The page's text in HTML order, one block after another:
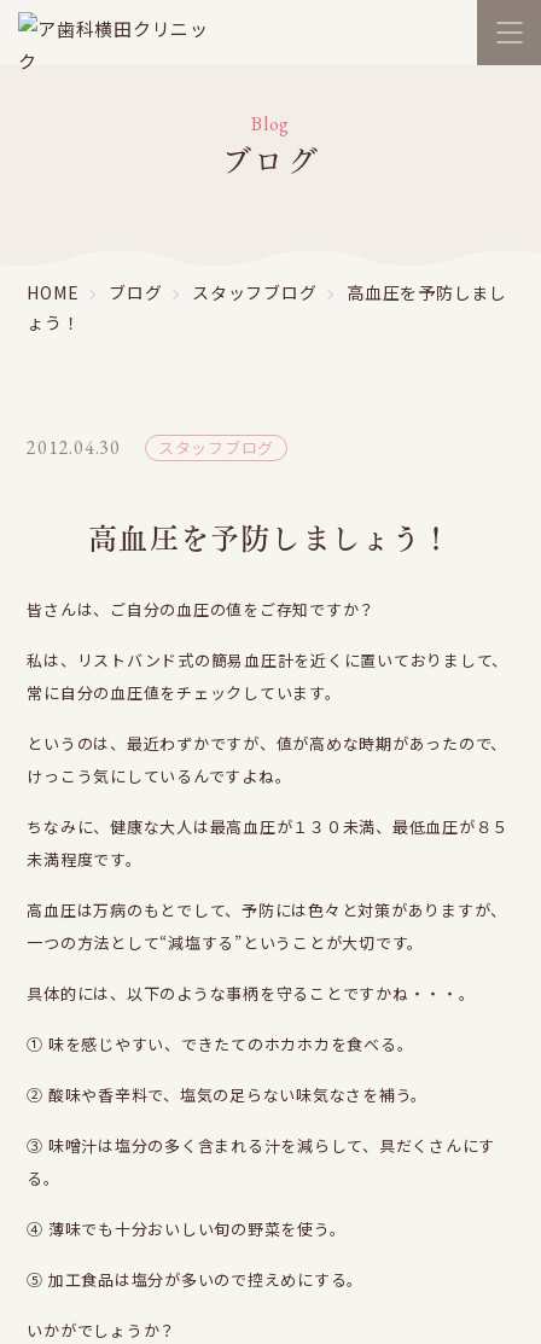
Blog
ブログ
HOME ブログ スタッフブログ
高血圧を予防しまし
ょう！
2012.04.30 スタッフブログ
高血圧を予防しましょう！
皆さんは、ご自分の血圧の値をご存知ですか？
私は、リストバンド式の簡易血圧計を近くに置いておりまして、
常に自分の血圧値をチェックしています。
というのは、最近わずかですが、値が高めな時期があったので、
けっこう気にしているんですよね。
ちなみに、健康な大人は最高血圧が１３０未満、最低血圧が８５
未満程度です。
高血圧は万病のもとでして、予防には色々と対策がありますが、
一つの方法として“減塩する”ということが大切です。
具体的には、以下のような事柄を守ることですかね・・・。
① 味を感じやすい、できたてのホカホカを食べる。
② 酸味や香辛料で、塩気の足らない味気なさを補う。
③ 味噌汁は塩分の多く含まれる汁を減らして、具だくさんにす
る。
④ 薄味でも十分おいしい旬の野菜を使う。
⑤ 加工食品は塩分が多いので控えめにする。
いかがでしょうか？